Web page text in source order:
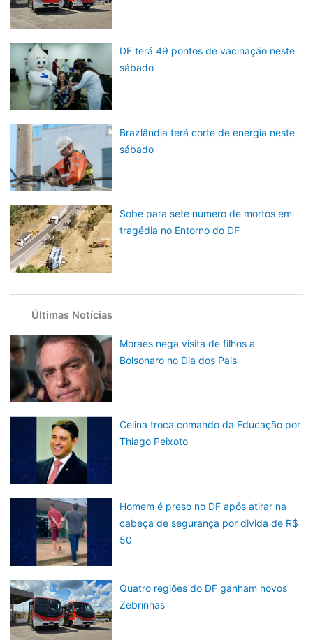
DF terá 49 pontos de vacinação neste
sábado
Brazlândia terá corte de energia neste
sábado
Sobe para sete número de mortos em
tragédia no Entorno do DF
Últimas Notícias
Moraes nega visita de filhos a
Bolsonaro no Dia dos Pais
Celina troca comando da Educação por
Thiago Peixoto
Homem é preso no DF após atirar na
cabeça de segurança por divida de R$
50
Quatro regiões do DF ganham novos
Zebrinhas